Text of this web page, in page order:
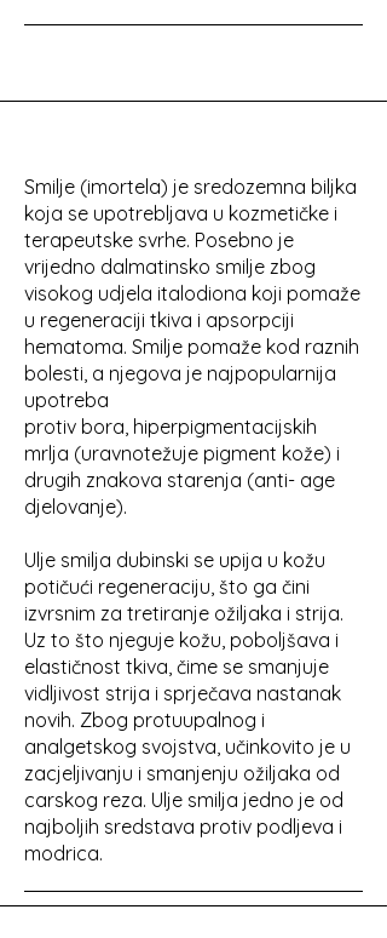
Smilje (imortela) je sredozemna biljka
koja se upotrebljava u kozmetičke i
terapeutske svrhe. Posebno je
vrijedno dalmatinsko smilje zbog
visokog udjela italodiona koji pomaže
u regeneraciji tkiva i apsorpciji
hematoma. Smilje pomaže kod raznih
bolesti, a njegova je najpopularnija
upotreba
protiv bora, hiperpigmentacijskih
mrlja (uravnotežuje pigment kože) i
drugih znakova starenja (anti- age
djelovanje).
Ulje smilja dubinski se upija u kožu
potičući regeneraciju, što ga čini
izvrsnim za tretiranje ožiljaka i strija.
Uz to što njeguje kožu, poboljšava i
elastičnost tkiva, čime se smanjuje
vidljivost strija i sprječava nastanak
novih. Zbog protuupalnog i
analgetskog svojstva, učinkovito je u
zacjeljivanju i smanjenju ožiljaka od
carskog reza. Ulje smilja jedno je od
najboljih sredstava protiv podljeva i
modrica.